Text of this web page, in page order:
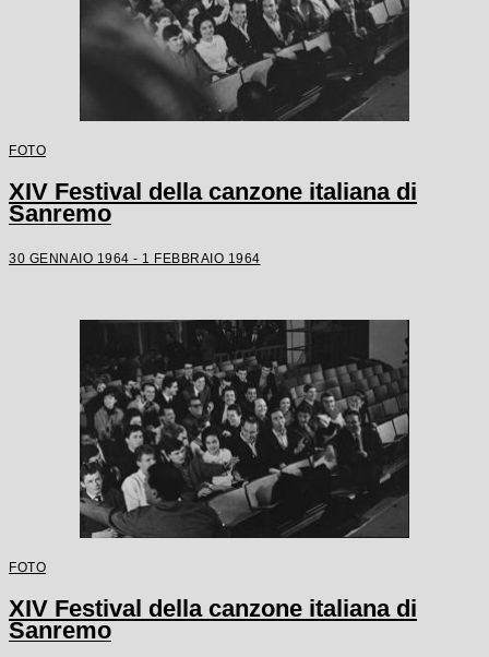
FOTO
XIV Festival della canzone italiana di
Sanremo
30 GENNAIO 1964 - 1 FEBBRAIO 1964
FOTO
XIV Festival della canzone italiana di
Sanremo